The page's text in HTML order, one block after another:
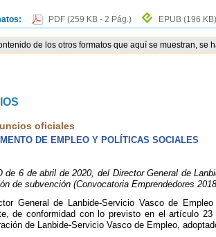
PDF (259 KB - 2 Pág.) EPUB (196 KB)
de los otros formatos que aquí se muestran,
oficiales
DE EMPLEO Y POLÍTICAS SOCIALES
de 6 de abril de 2020, del Director General de
de subvención (Convocatoria Emprendedores
General de Lanbide-Servicio Vasco de
de conformidad con lo previsto en el artículo
de Lanbide-Servicio Vasco de Empleo,